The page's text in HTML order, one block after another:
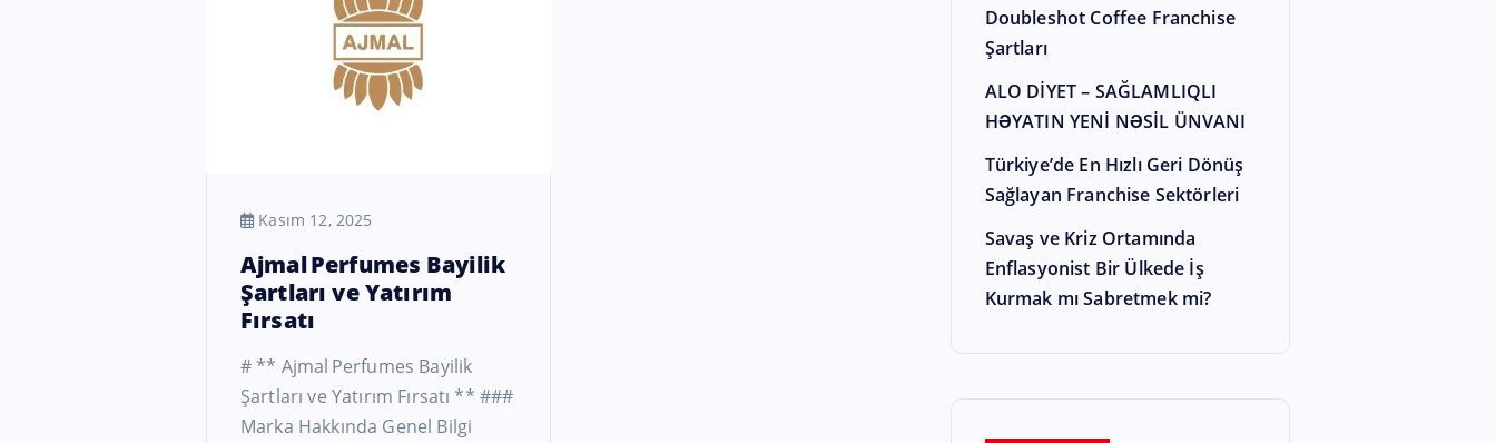
Kasım 12, 2025
Ajmal Perfumes Bayilik
Şartları ve Yatırım
Fırsatı
# ** Ajmal Perfumes Bayilik
Şartları ve Yatırım Fırsatı ** ###
Marka Hakkında Genel Bilgi
Doubleshot Coffee Franchise
Şartları
ALO DİYET – SAĞLAMLIQLI
HƏYATIN YENİ NƏSİL ÜNVANI
Türkiye’de En Hızlı Geri Dönüş
Sağlayan Franchise Sektörleri
Savaş ve Kriz Ortamında
Enflasyonist Bir Ülkede İş
Kurmak mı Sabretmek mi?